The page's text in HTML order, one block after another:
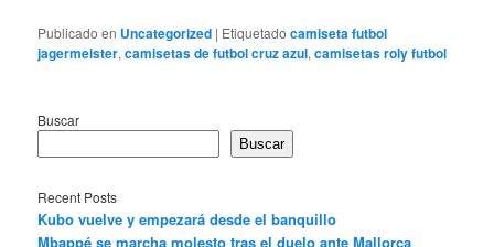
Publicado en Uncategorized | Etiquetado camiseta futbol
jagermeister,camisetas de futbol cruz azul,camisetas roly futbol
Buscar
Buscar
Recent Posts
Kubo vuelve y empezará desde el banquillo
Mbappé se marcha molesto tras el duelo ante Mallorca